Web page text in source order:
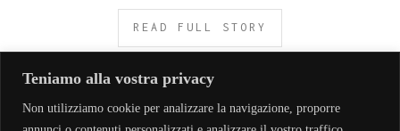
Teniamo alla vostra privacy
Non utilizziamo cookie per analizzare la navigazione, proporre
READ FULL STORY